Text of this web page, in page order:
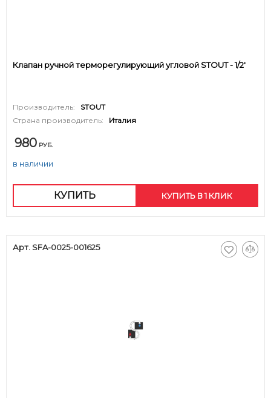
Клапан ручной терморегулирующий угловой STOUT - 1/2'
Производитель:
STOUT
Страна производитель:
Италия
980 РУБ.
в наличии
КУПИТЬ КУПИТЬ В 1 КЛИК
Арт. SFA-0025-001625